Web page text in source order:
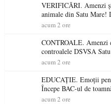
VERIFICĂRI. Amenzi
animale din Satu Mare!
gospodăriile și face apel
acum 2 ore
CONTROALE. Amenzi
controalele DSVSA
sancționate pentru
acum 2 ore
EDUCAȚIE. Emoții
Începe BAC-ul de
acum 2 ore